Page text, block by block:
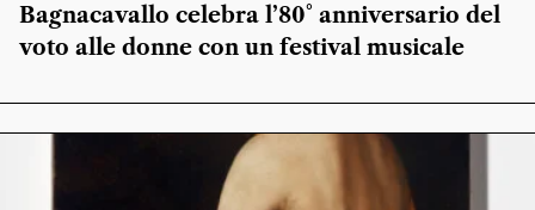
Bagnacavallo celebra l’80° anniversario del
voto alle donne con un festival musicale